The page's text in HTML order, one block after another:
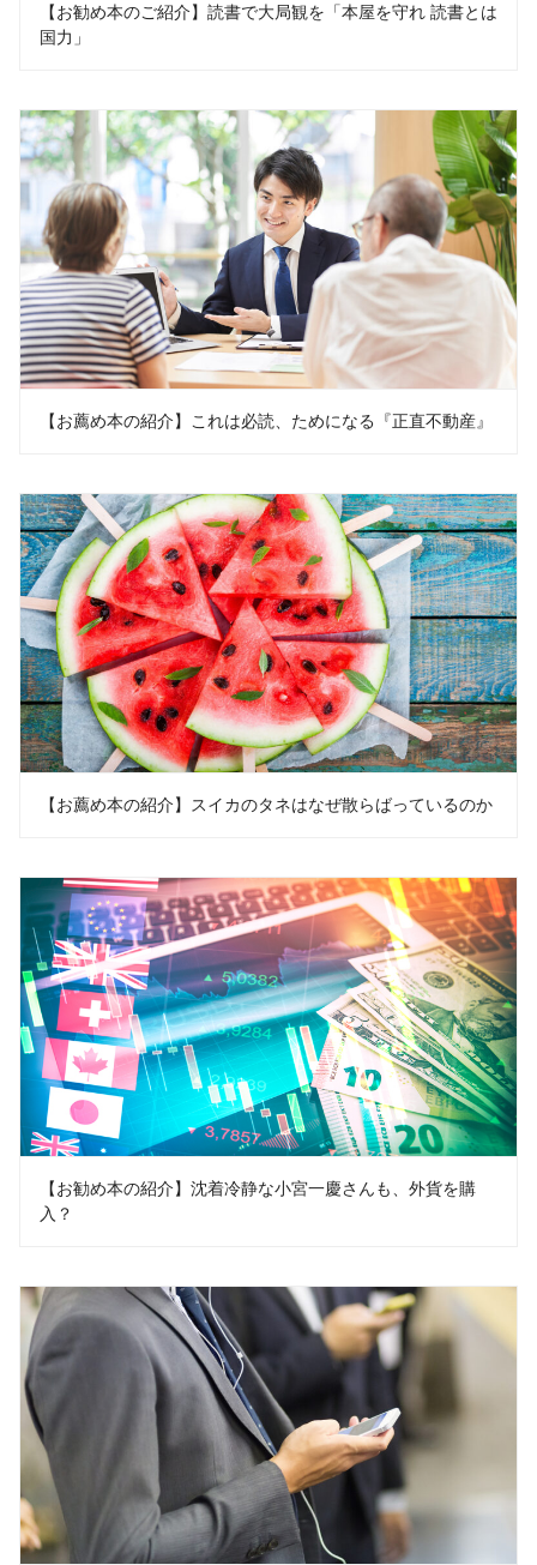
【お勧め本のご紹介】読書で大局観を「本屋を守れ 読書とは
国力」
【お薦め本の紹介】これは必読、ためになる『正直不動産』
【お薦め本の紹介】スイカのタネはなぜ散らばっているのか
【お勧め本の紹介】沈着冷静な小宮一慶さんも、外貨を購
入？